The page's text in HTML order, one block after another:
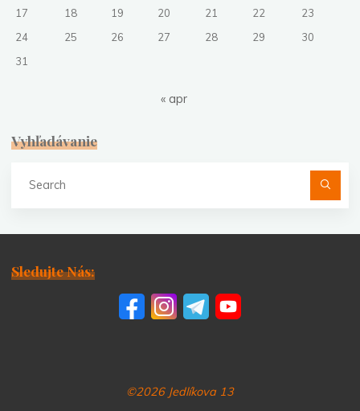
17
18 19 20 21 22
23
24
25 26 27 28 29
30
31
« apr
Vyhľadávanie
Sledujte Nás:
©2026 Jedlíkova 13